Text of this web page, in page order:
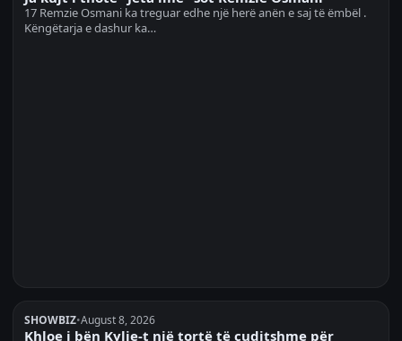
17 Remzie Osmani ka treguar edhe një herë anën e saj të ëmbël .
Këngëtarja e dashur ka…
SHOWBIZ•August 8, 2026
Khloe i bën Kylie-t një tortë të çuditshme për